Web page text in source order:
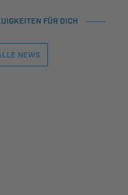
FÜR DICH
NEWS